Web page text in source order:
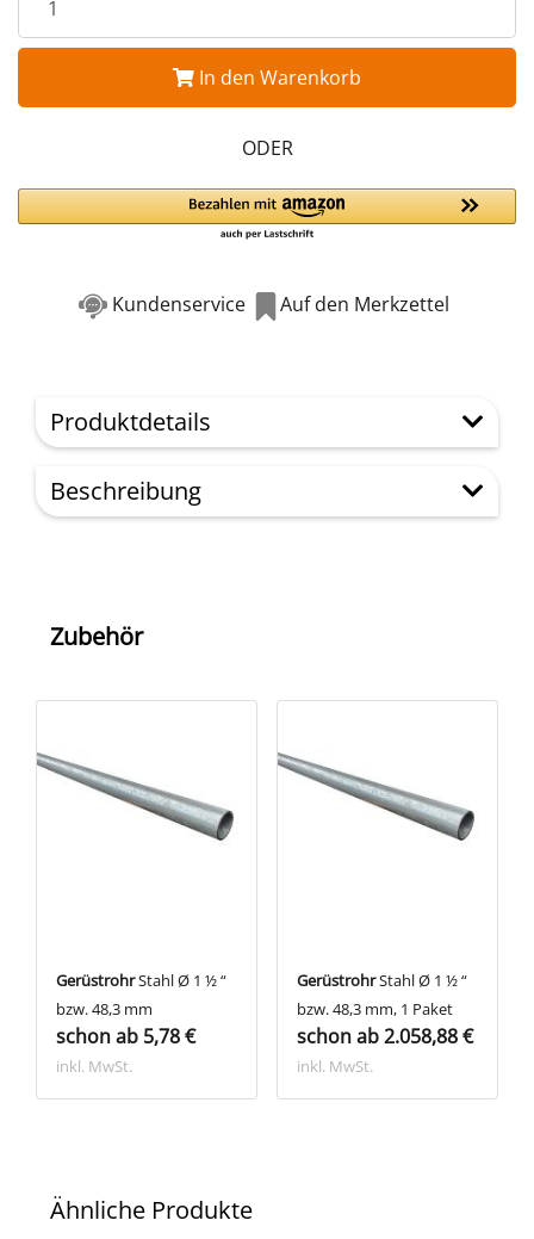
In den Warenkorb
ODER
Kundenservice Auf den Merkzettel
Produktdetails
Beschreibung
Zubehör
GerüstrohrStahl Ø 1 ½ “
bzw. 48,3 mm
schon ab 5,78 €
inkl. MwSt.
GerüstrohrStahl Ø 1 ½ “
bzw. 48,3 mm, 1 Paket
schon ab 2.058,88 €
inkl. MwSt.
Ähnliche Produkte